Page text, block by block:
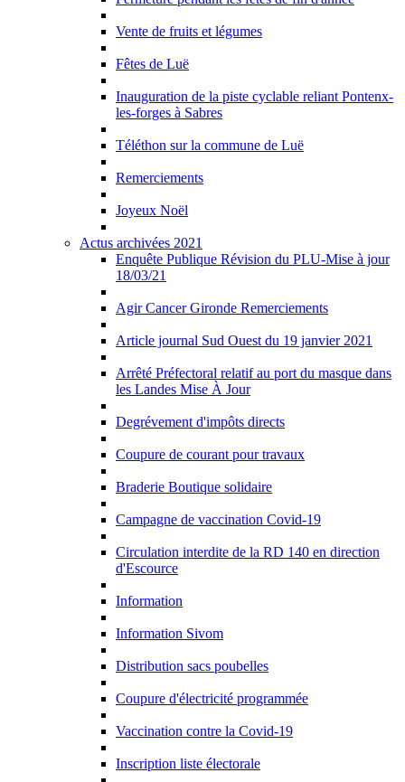
Vente de fruits et légumes
Fêtes de Luë
Inauguration de la piste cyclable reliant Pontenx-
les-forges à Sabres
Téléthon sur la commune de Luë
Remerciements
Joyeux Noël
Actus archivées 2021
Enquête Publique Révision du PLU-Mise à jour
18/03/21
Agir Cancer Gironde Remerciements
Article journal Sud Ouest du 19 janvier 2021
Arrêté Préfectoral relatif au port du masque dans
les Landes Mise À Jour
Degrévement d'impôts directs
Coupure de courant pour travaux
Braderie Boutique solidaire
Campagne de vaccination Covid-19
Circulation interdite de la RD 140 en direction
d'Escource
Information
Information Sivom
Distribution sacs poubelles
Coupure d'électricité programmée
Vaccination contre la Covid-19
Inscription liste électorale